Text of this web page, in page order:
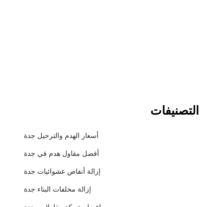
التصنيفات
أسعار الهدم والترحيل جدة
أفضل مقاول هدم في جدة
إزالة أنقاض عشوائيات جدة
إزالة مخلفات البناء جدة